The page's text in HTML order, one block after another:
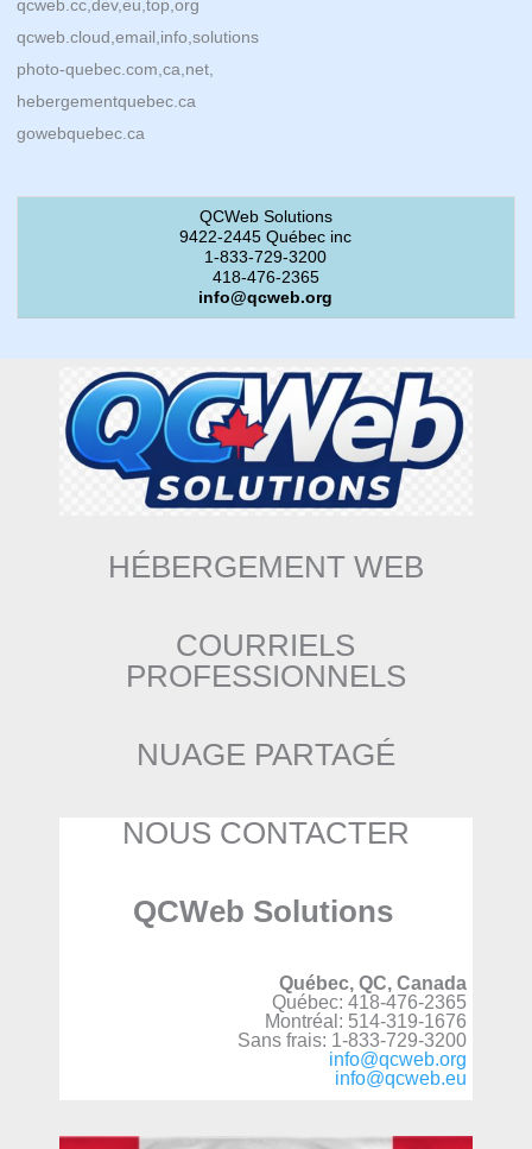
qcweb.cc,dev,eu,top,org
qcweb.cloud,email,info,solutions
photo-quebec.com,ca,net,
hebergementquebec.ca
gowebquebec.ca
QCWeb Solutions
9422-2445 Québec inc
1-833-729-3200
418-476-2365
info@qcweb.org
HÉBERGEMENT WEB
COURRIELS
PROFESSIONNELS
NUAGE PARTAGÉ
NOUS CONTACTER
QCWeb Solutions
Québec, QC, Canada
Québec: 418-476-2365
Montréal: 514-319-1676
Sans frais: 1-833-729-3200
info@qcweb.org
info@qcweb.eu